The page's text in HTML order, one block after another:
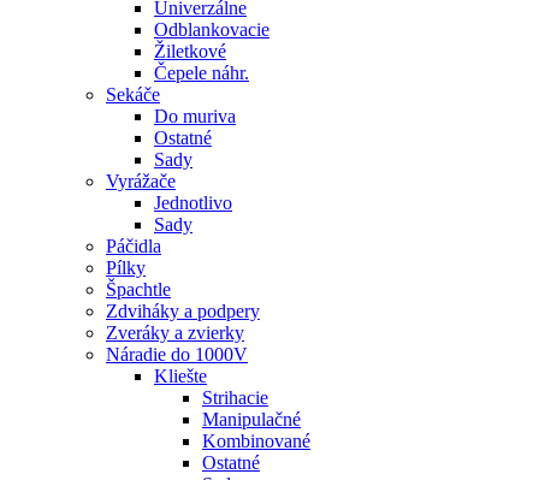
Univerzálne
Odblankovacie
Žiletkové
Čepele náhr.
Sekáče
Do muriva
Ostatné
Sady
Vyrážače
Jednotlivo
Sady
Páčidla
Pílky
Špachtle
Zdviháky a podpery
Zveráky a zvierky
Náradie do 1000V
Kliešte
Strihacie
Manipulačné
Kombinované
Ostatné